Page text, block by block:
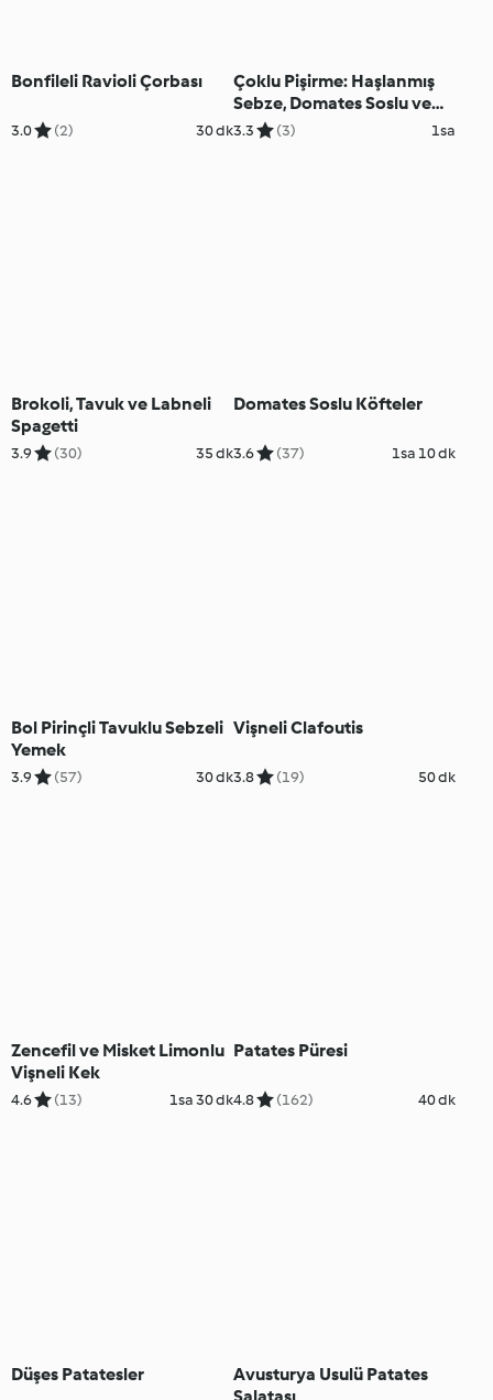
Bonfileli Ravioli Çorbası
3.0 (2) 30 dk
Çoklu Pişirme: Haşlanmış
Sebze, Domates Soslu ve
Mantarlı Spagetti, Tavuk ve
3.3 (3) 1sa
Brokoli, Tavuk ve Labneli
Spagetti
3.9 (30) 35 dk
Domates Soslu Köfteler
3.6 (37) 1sa 10 dk
Bol Pirinçli Tavuklu Sebzeli
Yemek
3.9 (57) 30 dk
Vişneli Clafoutis
3.8 (19) 50 dk
Zencefil ve Misket Limonlu
Vişneli Kek
4.6 (13) 1sa 30 dk
Patates Püresi
4.8 (162) 40 dk
Düşes Patatesler
Avusturya Usulü Patates